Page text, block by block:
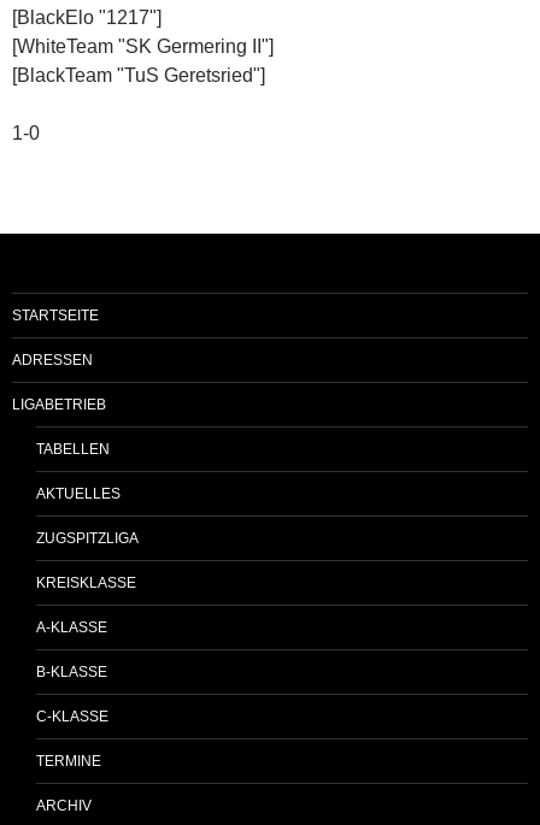
[BlackElo "1217"]
[WhiteTeam "SK Germering II"]
[BlackTeam "TuS Geretsried"]
1-0
STARTSEITE
ADRESSEN
LIGABETRIEB
TABELLEN
AKTUELLES
ZUGSPITZLIGA
KREISKLASSE
A-KLASSE
B-KLASSE
C-KLASSE
TERMINE
ARCHIV